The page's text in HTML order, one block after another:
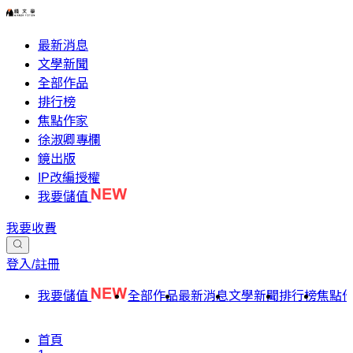
最新消息
文學新聞
全部作品
排行榜
焦點作家
徐淑卿專欄
鏡出版
IP改編授權
我要儲值
我要收費
登入/註冊
我要儲值 全部作品最新消息文學新聞排行榜焦點
首頁